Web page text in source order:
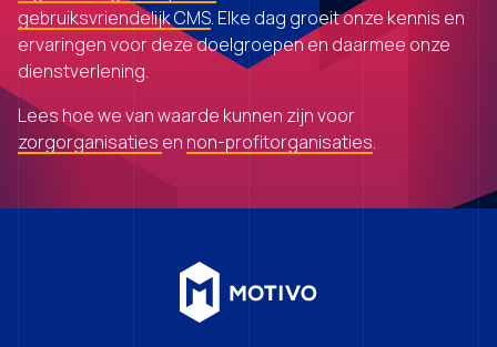
gebruiksvriendelijk CMS. Elke dag groeit onze kennis en
ervaringen voor deze doelgroepen en daarmee onze
dienstverlening.
Lees hoe we van waarde kunnen zijn voor
zorgorganisaties en non-profitorganisaties.